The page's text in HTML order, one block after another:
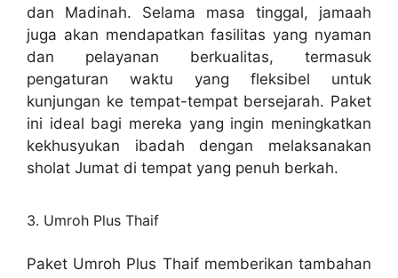
dan Madinah. Selama masa tinggal, jamaah
juga akan mendapatkan fasilitas yang nyaman
dan pelayanan berkualitas, termasuk
pengaturan waktu yang fleksibel untuk
kunjungan ke tempat-tempat bersejarah. Paket
ini ideal bagi mereka yang ingin meningkatkan
kekhusyukan ibadah dengan melaksanakan
sholat Jumat di tempat yang penuh berkah.
3. Umroh Plus Thaif
Paket Umroh Plus Thaif memberikan tambahan